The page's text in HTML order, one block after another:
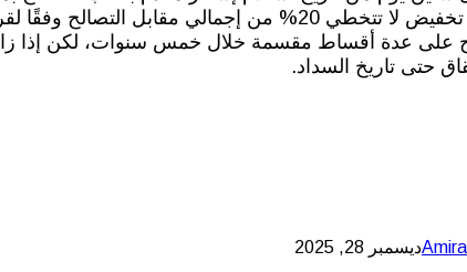
يمكن الحصول على نسبة تخفيض لا تتخطي 20% من
حتى تاريخ السداد.
ديسمبر 28, 2025